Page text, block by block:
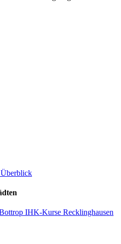
IHK-Kurse Recklinghausen